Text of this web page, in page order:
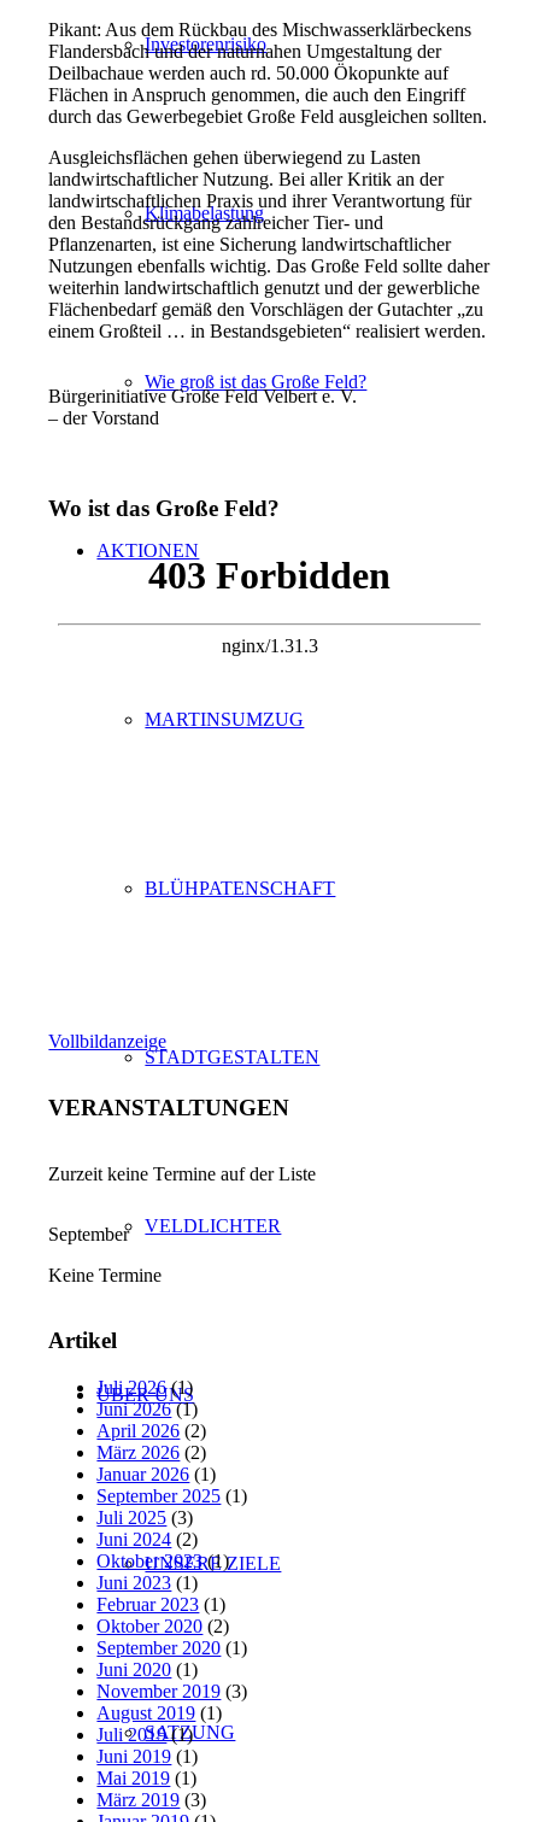
Investorenrisiko
Klimabelastung
Wie groß ist das Große Feld?
AKTIONEN
MARTINSUMZUG
BLÜHPATENSCHAFT
STADTGESTALTEN
VELDLICHTER
ÜBER UNS
UNSERE ZIELE
SATZUNG
Pikant: Aus dem Rückbau des Mischwasserklärbeckens
Flandersbach und der naturnahen Umgestaltung der
Deilbachaue werden auch rd. 50.000 Ökopunkte auf
Flächen in Anspruch genommen, die auch den Eingriff
durch das Gewerbegebiet Große Feld ausgleichen sollten.
Ausgleichsflächen gehen überwiegend zu Lasten
landwirtschaftlicher Nutzung. Bei aller Kritik an der
landwirtschaftlichen Praxis und ihrer Verantwortung für
den Bestandsrückgang zahlreicher Tier- und
Pflanzenarten, ist eine Sicherung landwirtschaftlicher
Nutzungen ebenfalls wichtig. Das Große Feld sollte daher
weiterhin landwirtschaftlich genutzt und der gewerbliche
Flächenbedarf gemäß den Vorschlägen der Gutachter „zu
einem Großteil … in Bestandsgebieten“ realisiert werden.
Bürgerinitiative Große Feld Velbert e. V.
– der Vorstand
Wo ist das Große Feld?
Vollbildanzeige
VERANSTALTUNGEN
Zurzeit keine Termine auf der Liste
September
Keine Termine
Artikel
Juli 2026(1)
Juni 2026(1)
April 2026 (2)
März 2026 (2)
Januar 2026 (1)
September 2025 (1)
Juli 2025 (3)
Juni 2024 (2)
Oktober 2023(1)
Juni 2023 (1)
Februar 2023 (1)
Oktober 2020 (2)
September 2020 (1)
Juni 2020 (1)
November 2019 (3)
August 2019 (1)
Juli 2019(1)
Juni 2019 (1)
Mai 2019 (1)
März 2019 (3)